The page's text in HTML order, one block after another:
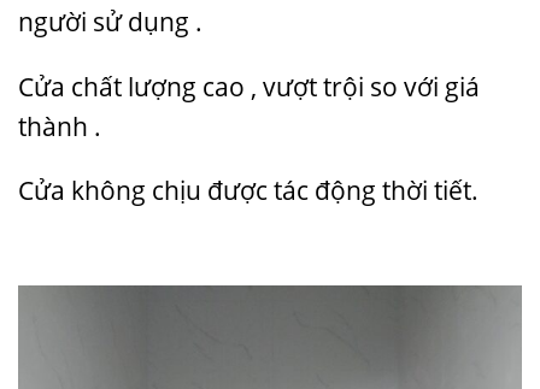
người sử dụng .
Cửa chất lượng cao , vượt trội so với giá
thành .
Cửa không chịu được tác động thời tiết.